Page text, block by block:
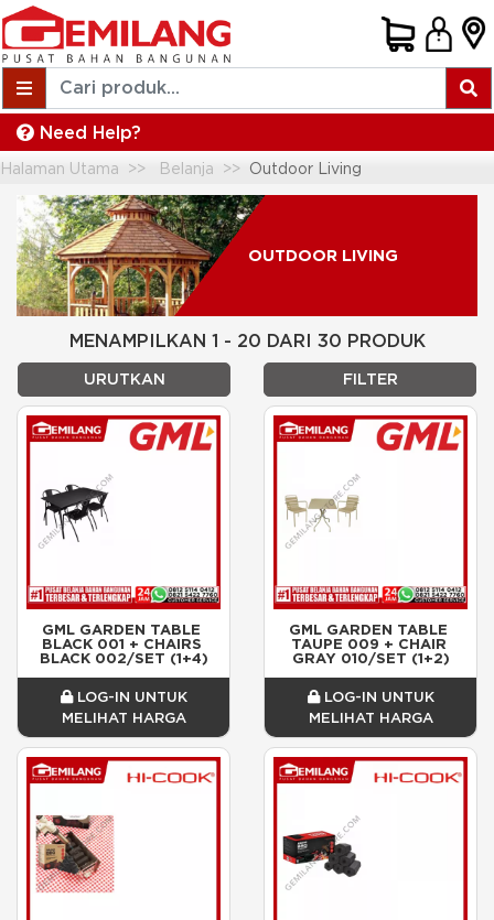
Need Help?
Halaman Utama Belanja Outdoor Living
OUTDOOR LIVING
MENAMPILKAN 1 - 20 DARI 30 PRODUK
URUTKAN FILTER
GML GARDEN TABLE
BLACK 001 + CHAIRS
BLACK 002/SET (1+4)
LOG-IN UNTUK
MELIHAT HARGA
GML GARDEN TABLE
TAUPE 009 + CHAIR
GRAY 010/SET (1+2)
LOG-IN UNTUK
MELIHAT HARGA